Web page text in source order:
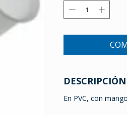
En PVC, con